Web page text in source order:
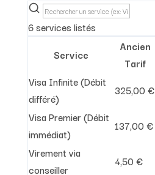
6 services listés
Service
Ancien
Tarif
Visa Infinite (Débit
différé)
325,00 €
Visa Premier (Débit
immédiat)
137,00 €
Virement via
conseiller
4,50 €